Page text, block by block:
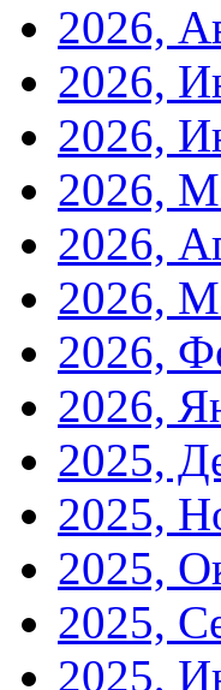
2026,
2026,
2026,
2026,
2026,
2026,
2026,
2026,
2025,
2025,
2025,
2025,
2025,